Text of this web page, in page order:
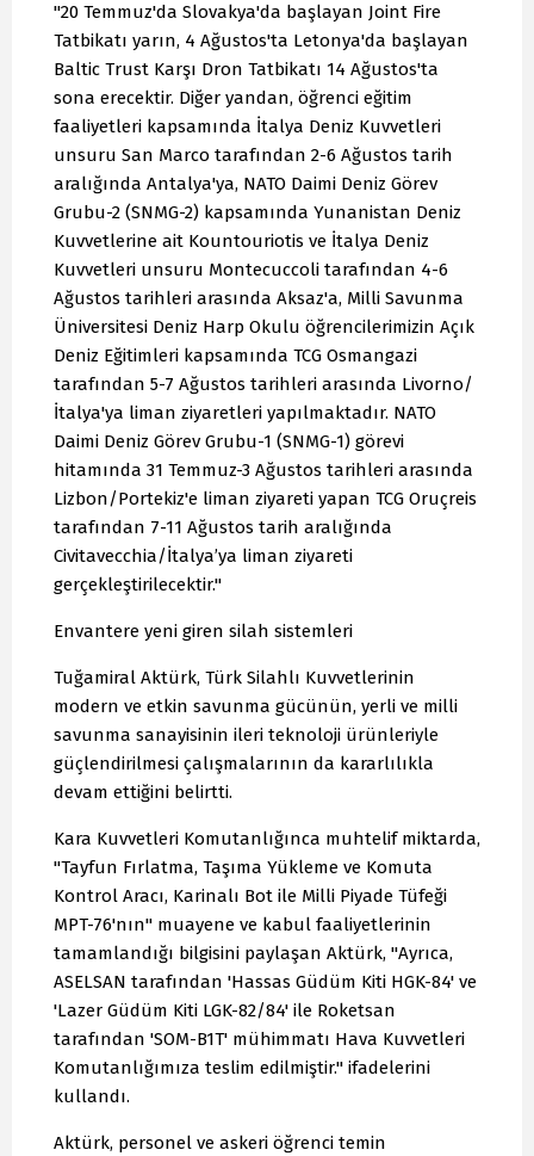
"20 Temmuz'da Slovakya'da başlayan Joint Fire
Tatbikatı yarın, 4 Ağustos'ta Letonya'da başlayan
Baltic Trust Karşı Dron Tatbikatı 14 Ağustos'ta
sona erecektir. Diğer yandan, öğrenci eğitim
faaliyetleri kapsamında İtalya Deniz Kuvvetleri
unsuru San Marco tarafından 2-6 Ağustos tarih
aralığında Antalya'ya, NATO Daimi Deniz Görev
Grubu-2 (SNMG-2) kapsamında Yunanistan Deniz
Kuvvetlerine ait Kountouriotis ve İtalya Deniz
Kuvvetleri unsuru Montecuccoli tarafından 4-6
Ağustos tarihleri arasında Aksaz'a, Milli Savunma
Üniversitesi Deniz Harp Okulu öğrencilerimizin Açık
Deniz Eğitimleri kapsamında TCG Osmangazi
tarafından 5-7 Ağustos tarihleri arasında Livorno/
İtalya'ya liman ziyaretleri yapılmaktadır. NATO
Daimi Deniz Görev Grubu-1 (SNMG-1) görevi
hitamında 31 Temmuz-3 Ağustos tarihleri arasında
Lizbon/Portekiz'e liman ziyareti yapan TCG Oruçreis
tarafından 7-11 Ağustos tarih aralığında
Civitavecchia/İtalya’ya liman ziyareti
gerçekleştirilecektir."
Envantere yeni giren silah sistemleri
Tuğamiral Aktürk, Türk Silahlı Kuvvetlerinin
modern ve etkin savunma gücünün, yerli ve milli
savunma sanayisinin ileri teknoloji ürünleriyle
güçlendirilmesi çalışmalarının da kararlılıkla
devam ettiğini belirtti.
Kara Kuvvetleri Komutanlığınca muhtelif miktarda,
"Tayfun Fırlatma, Taşıma Yükleme ve Komuta
Kontrol Aracı, Karinalı Bot ile Milli Piyade Tüfeği
MPT-76'nın" muayene ve kabul faaliyetlerinin
tamamlandığı bilgisini paylaşan Aktürk, "Ayrıca,
ASELSAN tarafından 'Hassas Güdüm Kiti HGK-84' ve
'Lazer Güdüm Kiti LGK-82/84' ile Roketsan
tarafından 'SOM-B1T' mühimmatı Hava Kuvvetleri
Komutanlığımıza teslim edilmiştir." ifadelerini
kullandı.
Aktürk, personel ve askeri öğrenci temin